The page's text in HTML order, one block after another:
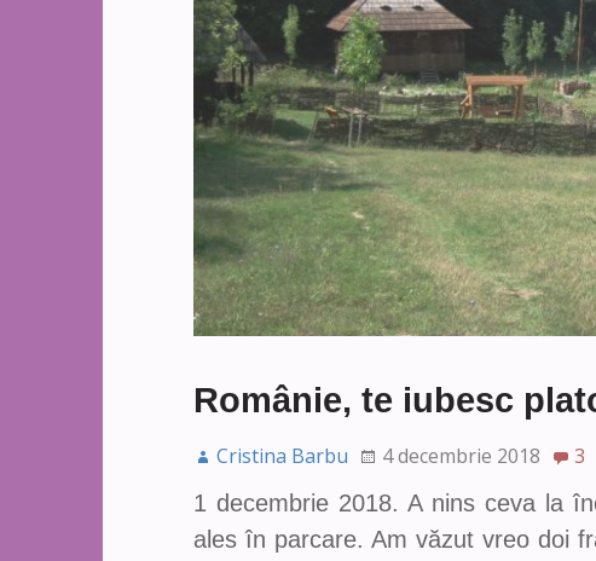
Românie, te iubesc
Cristina Barbu 4 decembrie 2018
3
1 decembrie 2018. A nins ceva la
ales în parcare. Am văzut vreo doi